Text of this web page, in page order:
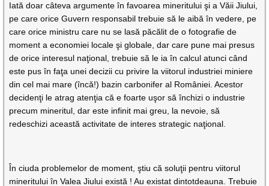
Iată doar câteva argumente în favoarea mineritului şi a Văii Jiului,
pe care orice Guvern responsabil trebuie să le aibă în vedere, pe
care orice ministru care nu se lasă păcălit de o fotografie de
moment a economiei locale şi globale, dar care pune mai presus
de orice interesul naţional, trebuie să le ia în calcul atunci când
este pus în faţa unei decizii cu privire la viitorul industriei miniere
din cel mai mare (încă!) bazin carbonifer al României. Acestor
decidenţi le atrag atenţia că e foarte uşor să închizi o industrie
precum mineritul, dar este infinit mai greu, la nevoie, să
redeschizi această activitate de interes strategic naţional.
În ciuda problemelor de moment, ştiu că soluţii pentru viitorul
mineritului în Valea Jiului există ! Au existat dintotdeauna. Trebuie